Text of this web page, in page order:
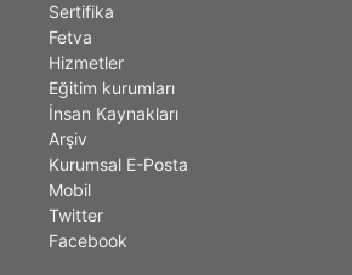
Sertifika
Fetva
Hizmetler
Eğitim kurumları
İnsan Kaynakları
Arşiv
Kurumsal E-Posta
Mobil
Twitter
Facebook